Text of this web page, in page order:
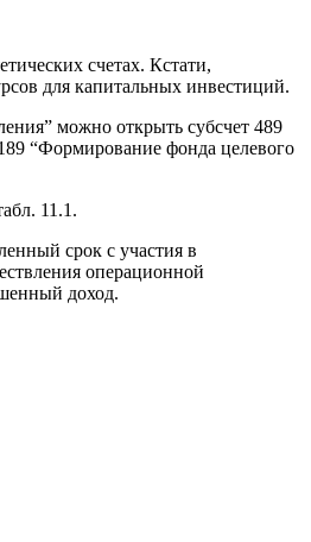
счетах. Кстати,
для капитальных инвестиций.
можно открыть субсчет 489
“Формирование фонда целевого
11.1.
срок с участия в
операционной
доход.